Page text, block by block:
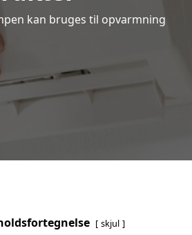
kan bruges til opvarmning
skjul